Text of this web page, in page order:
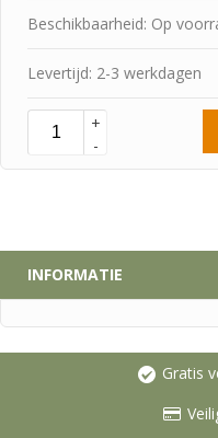
Beschikbaarheid: Op
Levertijd: 2-3 werkdagen
+
-
INFORMATIE
Gratis